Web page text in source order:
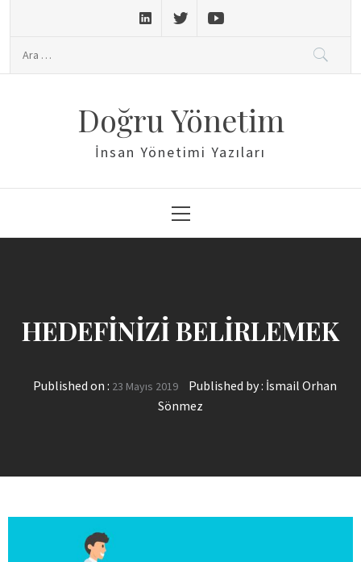
content
Doğru Yönetim
İnsan Yönetimi Yazıları
Menu
HEDEFİNİZİ BELİRLEMEK
Published on : 23 Mayıs 2019 Published by : İsmail Orhan
Sönmez